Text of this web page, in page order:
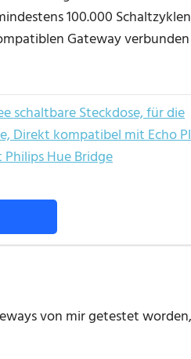
100.000
Gateway
schaltbare Steckdose, für die
Direkt kompatibel mit Echo
Hue Bridge
von mir getestet